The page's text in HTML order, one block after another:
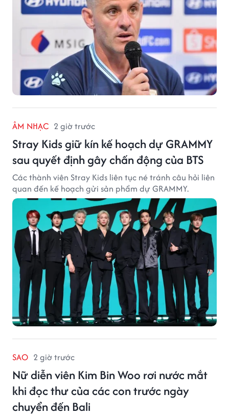
ÂM NHẠC 2 giờ trước
Stray Kids giữ kín kế hoạch dự GRAMMY
sau quyết định gây chấn động của BTS
Các thành viên Stray Kids liên tục né tránh câu hỏi liên
quan đến kế hoạch gửi sản phẩm dự GRAMMY.
SAO 2 giờ trước
Nữ diễn viên Kim Bin Woo rơi nước mắt
khi đọc thư của các con trước ngày
chuyển đến Bali